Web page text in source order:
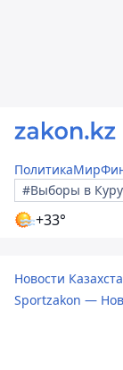
ПолитикаМир
#Выборы в
+33°
Новости
Sportzakon —